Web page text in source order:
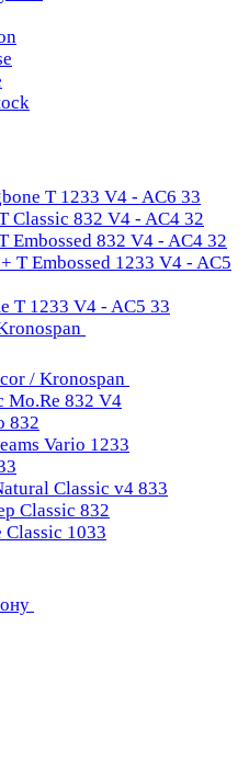
T 1233 V4 - AC6 33
Classic 832 V4 - AC4 32
Embossed 832 V4 - AC4 32
T Embossed 1233 V4 - AC5
T 1233 V4 - AC5 33
/ Kronospan
Mo.Re 832 V4
832
Vario 1233
Classic v4 833
Classic 832
Classic 1033